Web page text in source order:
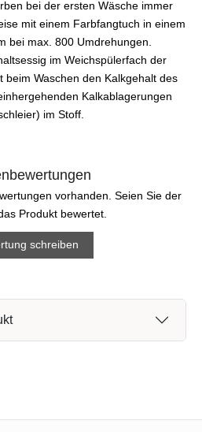
bei der ersten Wäsche immer
mit einem Farbfangtuch in einem
bei max. 800 Umdrehungen.
im Weichspülerfach der
beim Waschen den Kalkgehalt des
Kalkablagerungen
im Stoff.
vorhanden. Seien Sie der
Produkt bewertet.
schreiben